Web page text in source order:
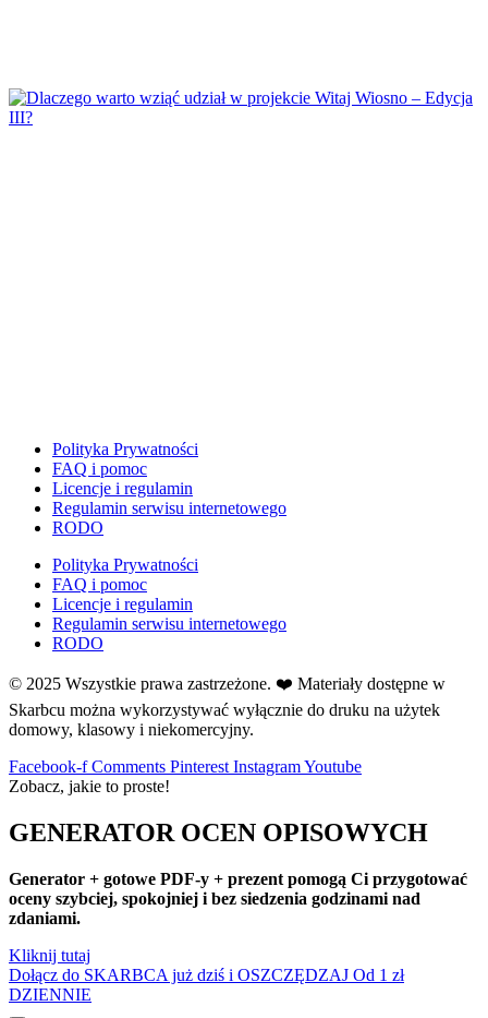
↳ Tabliczka Mnożenia
↳ Magiczna akademia
↳ Pasowanie na ucznia
Piraci
Pisanie i czytanie
Plakaty i karty demonstracyjne
Plan Pracy
Podziękowania
Pogoda
Pory roku
Prace plastyczne
Prawa Dziecka
Przedszkole
Projekt Edukacyjny
Przyroda i środowisko
R
Rozpoczęcie Roku Szkolnego
Rozpoczęcie Roku Szkolnego/Przedszkolnego
S
Scenariusze
Scenariusze lekcji
Polityka Prywatności
FAQ i pomoc
Licencje i regulamin
Regulamin serwisu internetowego
RODO
Polityka Prywatności
FAQ i pomoc
Licencje i regulamin
Regulamin serwisu internetowego
RODO
© 2025 Wszystkie prawa zastrzeżone. ❤️ Materiały dostępne w
Skarbcu można wykorzystywać wyłącznie do druku na użytek
domowy, klasowy i niekomercyjny.
Facebook-f Comments Pinterest InstagramYoutube
Zobacz, jakie to proste!
GENERATOR OCEN OPISOWYCH
Generator + gotowe PDF-y + prezent pomogą Ci przygotować
oceny szybciej, spokojniej i bez siedzenia godzinami nad
zdaniami.
Kliknij tutaj
Dołącz do SKARBCA już dziś i OSZCZĘDZAJ Od 1 zł
DZIENNIE